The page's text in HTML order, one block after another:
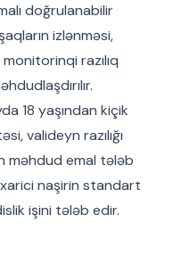
doğrulanabilir
izlənməsi,
razılıq
18 yaşından kiçik
valideyn razılığı
məhdud emal tələb
xarici naşirin standart
işini tələb edir.